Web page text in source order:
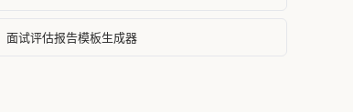
面试评估报告模板生成器